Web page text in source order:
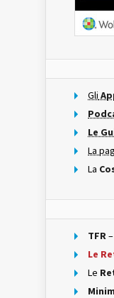
Gli
Le
La
La
TFR
Le
Le